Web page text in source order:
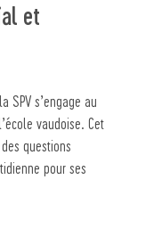
et
SPV s’engage au
vaudoise. Cet
questions
pour ses